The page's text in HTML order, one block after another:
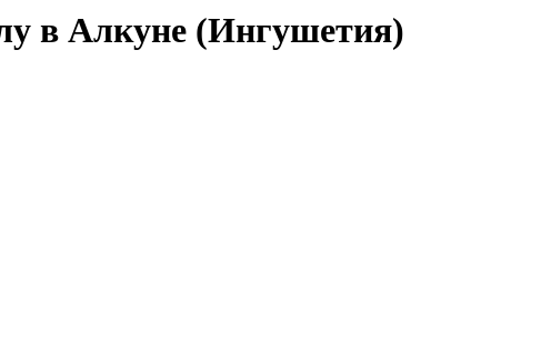
в Алкуне (Ингушетия)